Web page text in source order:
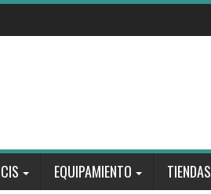
EQUIPAMIENTO TIENDAS